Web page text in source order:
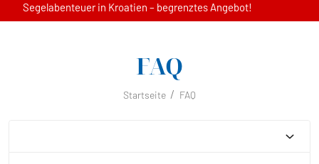
Segelabenteuer in Kroatien – begrenztes Angebot!
FAQ
Startseite FAQ